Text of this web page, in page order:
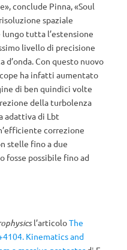
conclude Pinna, «Soul
spaziale
tutta l’estensione
livello di precisione
d’onda. Con questo nuovo
ha infatti aumentato
di ben quindici volte
della turbolenza
adattiva di Lbt
correzione
stelle fino a due
fosse possibile fino ad
l’articoloThe
Kinematics and